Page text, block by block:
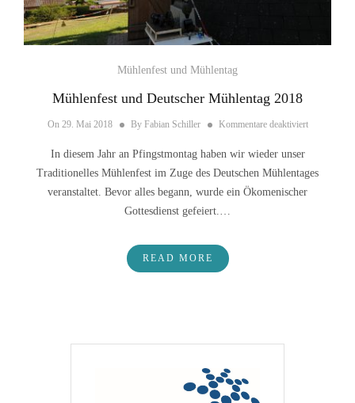
Mühlenfest und Mühlentag
Mühlenfest und Deutscher Mühlentag 2018
On29. Mai 2018 By Fabian Schiller Kommentare deaktiviertfür
In diesem Jahr an Pfingstmontag haben wir wieder unser
Traditionelles Mühlenfest im Zuge des Deutschen Mühlentages
veranstaltet. Bevor alles begann, wurde ein Ökomenischer
Gottesdienst gefeiert.…
READ MORE